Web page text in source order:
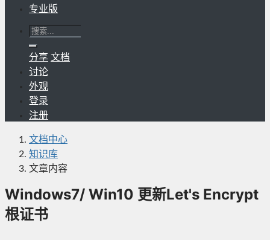
专业版
分享 文档
讨论
外观
登录
注册
文档中心
知识库
文章内容
Windows7/ Win10 更新Let's Encrypt
根证书